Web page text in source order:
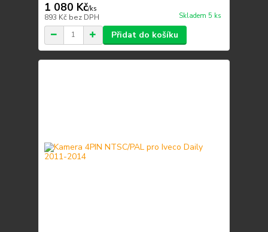
1 080 Kč/ks
893 Kč bez DPH Skladem 5 ks
Přidat do košíku